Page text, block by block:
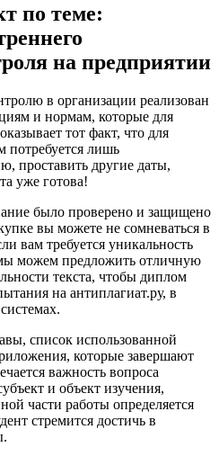
по теме:
на предприятии
в организации реализован
и нормам, которые для
тот факт, что для
потребуется лишь
проставить другие даты,
уже готова!
было проверено и защищено
вы можете не сомневаться в
вам требуется уникальность
можем предложить отличную
текста, чтобы диплом
на антиплагиат.ру, в
список использованной
которые завершают
важность вопроса
и объект изучения,
части работы определяется
стремится достичь в